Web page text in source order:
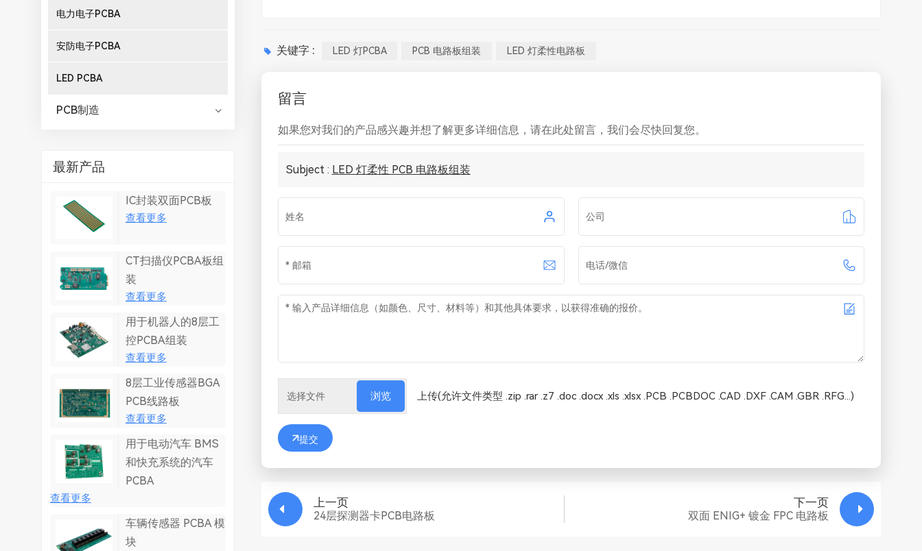
电力电子PCBA
安防电子PCBA
LED PCBA
PCB制造
最新产品
IC封装双面PCB板
查看更多
CT扫描仪PCBA板组
装
查看更多
用于机器人的8层工
控PCBA组装
查看更多
8层工业传感器BGA
PCB线路板
查看更多
用于电动汽车 BMS
和快充系统的汽车
PCBA
查看更多
车辆传感器 PCBA 模
块
关键字 : LED 灯PCBA PCB 电路板组装 LED 灯柔性电路板
留言
如果您对我们的产品感兴趣并想了解更多详细信息，请在此处留言，我们会尽快回复您。
Subject : LED 灯柔性 PCB 电路板组装
浏览 上传(允许文件类型 .zip .rar .z7 .doc .docx .xls .xlsx .PCB .PCBDOC .CAD .DXF .CAM .GBR .RFG...)
提交
上一页
24层探测器卡PCB电路板
下一页
双面 ENIG+ 镀金 FPC 电路板